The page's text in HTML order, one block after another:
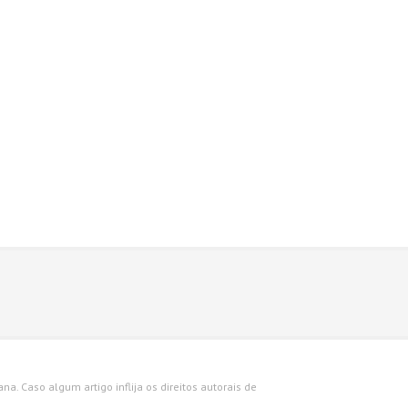
Caso algum artigo inflija os direitos autorais de